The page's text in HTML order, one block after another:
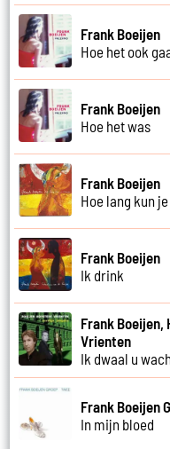
Frank Boeijen
Hoe het ook
Frank Boeijen
Hoe het was
Frank Boeijen
Hoe lang kun
Frank Boeijen
Ik drink
Frank Boeijen,
Vrienten
Ik dwaal u
Frank Boeijen
In mijn bloed